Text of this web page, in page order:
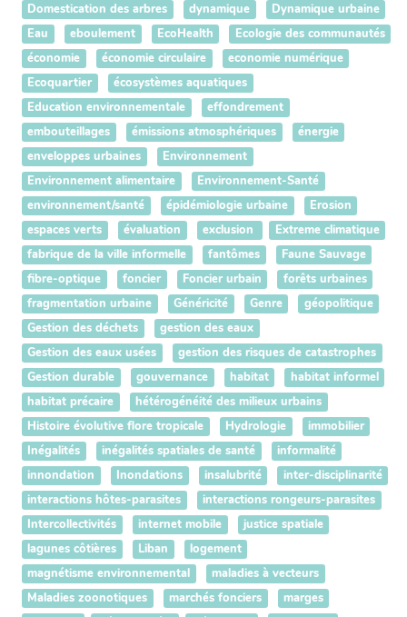
Domestication des arbres
dynamique
Dynamique urbaine
Eau
eboulement EcoHealth
Ecologie des communautés
économie
économie circulaire
economie numérique
Ecoquartier
écosystèmes aquatiques
Education environnementale
effondrement
embouteillages
émissions atmosphériques
énergie
enveloppes urbaines
Environnement
Environnement alimentaire
Environnement-Santé
environnement/santé
épidémiologie urbaine
Erosion
espaces verts
évaluation exclusion
Extreme climatique
fabrique de la ville informelle
fantômes
Faune Sauvage
fibre-optique
foncier Foncier urbain
forêts urbaines
fragmentation urbaine
Généricité Genre
géopolitique
Gestion des déchets
gestion des eaux
Gestion des eaux usées
gestion des risques de catastrophes
Gestion durable
gouvernance habitat
habitat informel
habitat précaire
hétérogénéité des milieux urbains
Histoire évolutive flore tropicale
Hydrologie
immobilier
Inégalités
inégalités spatiales de santé
informalité
innondation
Inondations insalubrité
inter-disciplinarité
interactions hôtes-parasites
interactions rongeurs-parasites
Intercollectivités
internet mobile
justice spatiale
lagunes côtières
Liban
logement
magnétisme environnemental
maladies à vecteurs
Maladies zoonotiques
marchés fonciers
marges